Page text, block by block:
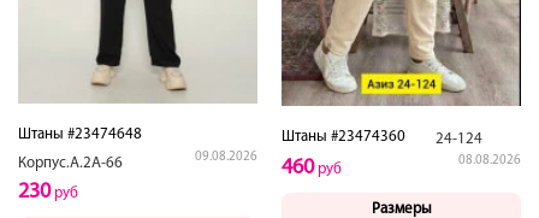
Штаны #23474648
Корпус.А.2А-66
09.08.2026
230руб
Штаны #23474360 24-124
08.08.2026
460руб
Размеры